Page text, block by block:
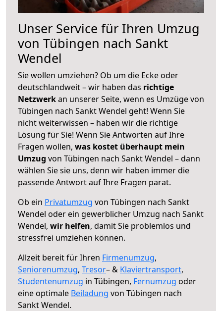
Unser Service für Ihren Umzug
von Tübingen nach Sankt
Wendel
Sie wollen umziehen? Ob um die Ecke oder
deutschlandweit – wir haben das richtige
Netzwerkan unserer Seite, wenn es Umzüge von
Tübingen nach Sankt Wendel geht! Wenn Sie
nicht weiterwissen – haben wir die richtige
Lösung für Sie! Wenn Sie Antworten auf Ihre
Fragen wollen, was kostet überhaupt mein
Umzug von Tübingen nach Sankt Wendel – dann
wählen Sie sie uns, denn wir haben immer die
passende Antwort auf Ihre Fragen parat.
Ob ein Privatumzug von Tübingen nach Sankt
Wendel oder ein gewerblicher Umzug nach Sankt
Wendel, wir helfen, damit Sie problemlos und
stressfrei umziehen können.
Allzeit bereit für Ihren Firmenumzug,
Seniorenumzug, Tresor– & Klaviertransport,
Studentenumzug in Tübingen, Fernumzug oder
eine optimale Beiladung von Tübingen nach
Sankt Wendel.